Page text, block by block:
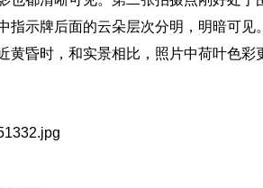
指示牌后面的云朵层次分明，明暗可见
黄昏时，和实景相比，照片中荷叶色彩